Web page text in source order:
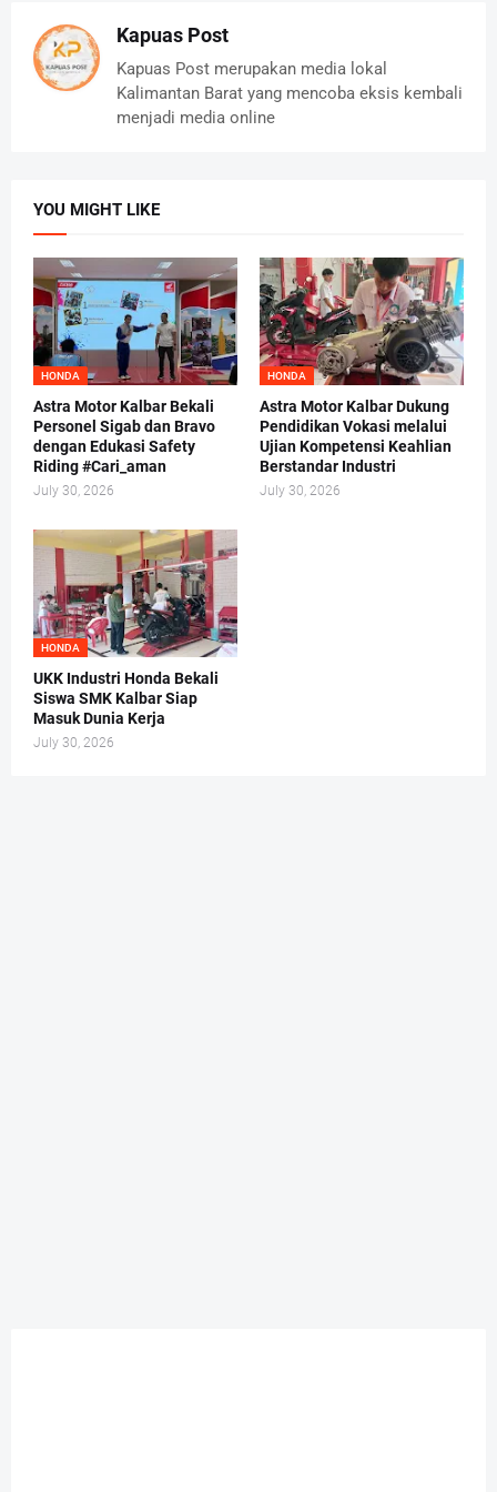
Kapuas Post
Kapuas Post merupakan media lokal
Kalimantan Barat yang mencoba eksis kembali
menjadi media online
YOU MIGHT LIKE
HONDA
Astra Motor Kalbar Bekali
Personel Sigab dan Bravo
dengan Edukasi Safety
Riding #Cari_aman
July 30, 2026
HONDA
Astra Motor Kalbar Dukung
Pendidikan Vokasi melalui
Ujian Kompetensi Keahlian
Berstandar Industri
July 30, 2026
HONDA
UKK Industri Honda Bekali
Siswa SMK Kalbar Siap
Masuk Dunia Kerja
July 30, 2026